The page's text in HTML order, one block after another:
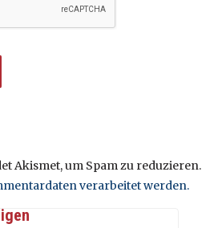
Akismet, um Spam zu reduzieren.
verarbeitet werden.